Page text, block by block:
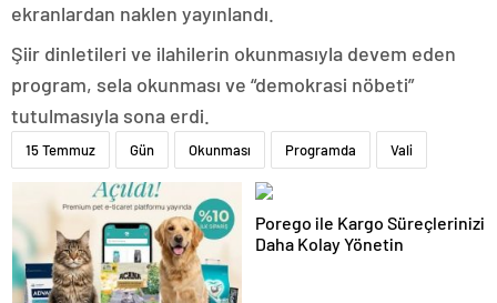
ekranlardan naklen yayınlandı.
Şiir dinletileri ve ilahilerin okunmasıyla devem eden
program, sela okunması ve “demokrasi nöbeti”
tutulmasıyla sona erdi.
15 Temmuz Gün Okunması Programda Vali
Porego ile Kargo Süreçlerinizi
Daha Kolay Yönetin